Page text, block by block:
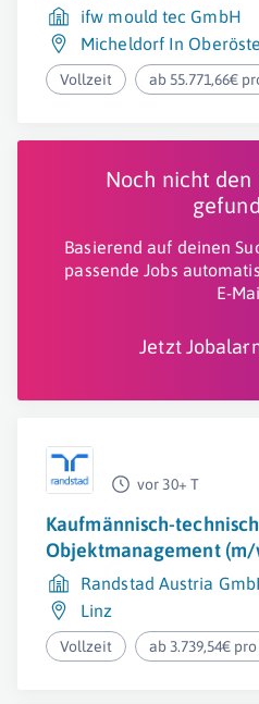
ifw mould tec GmbH
Micheldorf In
Vollzeit ab 55.771,66€
Noch nicht
Basierend auf deinen
passende Jobs
E-
Jetzt
vor 30+ T
Kaufmännisch-
Objektmanagement
Randstad Austria
Linz
Vollzeit ab 3.739,54€